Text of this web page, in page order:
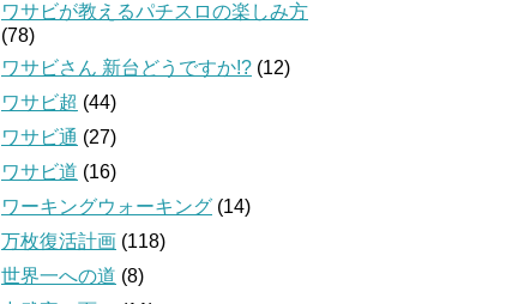
ワサビが教えるパチスロの楽しみ方
(78)
ワサビさん 新台どうですか!? (12)
ワサビ超 (44)
ワサビ通 (27)
ワサビ道 (16)
ワーキングウォーキング (14)
万枚復活計画 (118)
世界一への道 (8)